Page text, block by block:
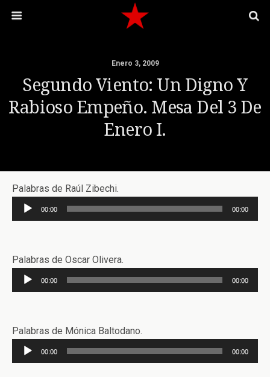
Enero 3, 2009
Segundo Viento: Un Digno Y
Rabioso Empeño. Mesa Del 3 De
Enero I.
Palabras de Raúl Zibechi.
Reproductor
de
00:00 00:00
Palabras de Oscar Olivera.
Reproductor
de
00:00 00:00
Palabras de Mónica Baltodano.
Reproductor
de
00:00 00:00